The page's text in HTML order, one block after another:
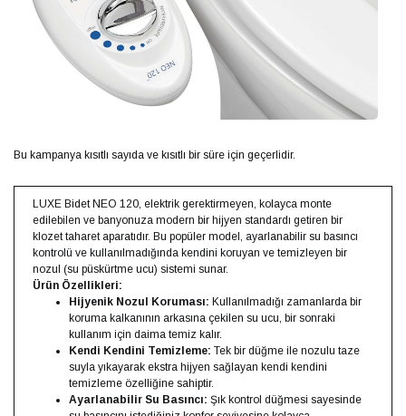
Bu kampanya kısıtlı sayıda ve kısıtlı bir süre için geçerlidir.
LUXE Bidet NEO 120, elektrik gerektirmeyen, kolayca monte
edilebilen ve banyonuza modern bir hijyen standardı getiren bir
klozet taharet aparatıdır. Bu popüler model, ayarlanabilir su basıncı
kontrolü ve kullanılmadığında kendini koruyan ve temizleyen bir
nozul (su püskürtme ucu) sistemi sunar.
Ürün Özellikleri:
Hijyenik Nozul Koruması: Kullanılmadığı zamanlarda bir
koruma kalkanının arkasına çekilen su ucu, bir sonraki
kullanım için daima temiz kalır.
Kendi Kendini Temizleme: Tek bir düğme ile nozulu taze
suyla yıkayarak ekstra hijyen sağlayan kendi kendini
temizleme özelliğine sahiptir.
Ayarlanabilir Su Basıncı: Şık kontrol düğmesi sayesinde